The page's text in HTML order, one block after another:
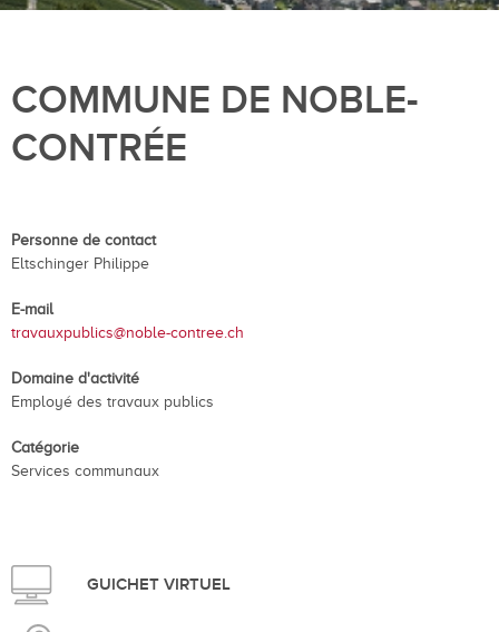
COMMUNE DE NOBLE-
CONTRÉE
Personne de contact
Eltschinger Philippe
E-mail
travauxpublics@noble-contree.ch
Domaine d'activité
Employé des travaux publics
Catégorie
Services communaux
GUICHET VIRTUEL